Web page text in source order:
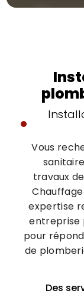
Vous
travaux
expertise
entreprise
pour
de
Des